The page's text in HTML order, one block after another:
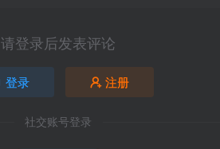
请登录后发表评论
登录 注册
社交账号登录